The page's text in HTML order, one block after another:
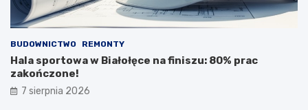
BUDOWNICTWO REMONTY
Hala sportowa w Białołęce na finiszu: 80% prac
zakończone!
7 sierpnia 2026